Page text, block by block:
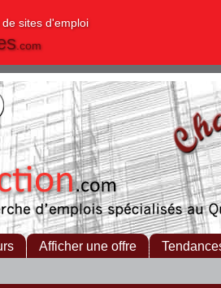
sites d'emploi
.com
Afficher une offre